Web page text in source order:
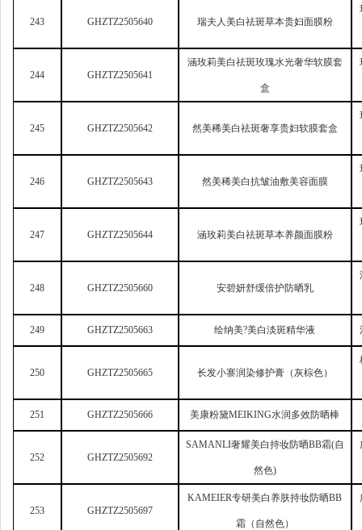
243 GHZTZ2505640 瑞夫人美白祛斑草本贵妇面膜粉
244 GHZTZ2505641
涵玫莉美白祛斑玫瑰水光奢华软膜套
盒
245 GHZTZ2505642 然美稀美白祛斑奢享贵妇软膜套盒
246 GHZTZ2505643 然美稀美白抗皱油敷美容面膜
247 GHZTZ2505644 涵玫莉美白祛斑草本养颜面膜粉
248 GHZTZ2505660 安碧妍舒缓倍护防晒乳
249 GHZTZ2505663 绘纳美?美白淡斑精华液
250 GHZTZ2505665 长发小寨润染修护膏（灰棕色）
251 GHZTZ2505666 美康粉黛MEIKING水润多效防晒棒
252 GHZTZ2505692
SAMANLI奢耀美白持妆防晒BB霜(自
然色)
253 GHZTZ2505697
KAMEIER专研美白养肤持妆防晒BB
霜（自然色）